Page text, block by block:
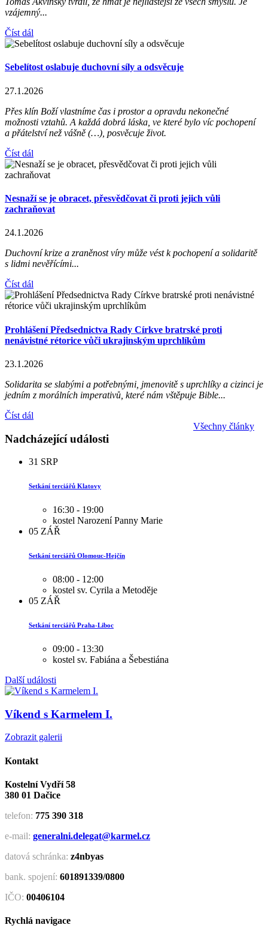
vzájemný...
Číst dál
Sebelítost oslabuje duchovní síly a odsvěcuje
27.1.2026
Přes klín Boží vlastníme čas i prostor a opravdu nekonečné
možnosti vztahů. A každá dobrá láska, ve které bylo víc pochopení
a přátelství než vášně (…), posvěcuje život.
Číst dál
Nesnaží se je obracet, přesvědčovat či proti jejich vůli
zachraňovat
24.1.2026
Duchovní krize a zraněnost víry může vést k pochopení a solidaritě
s lidmi nevěřícími...
Číst dál
Prohlášení Předsednictva Rady Církve bratrské proti
nenávistné rétorice vůči ukrajinským uprchlíkům
23.1.2026
Solidarita se slabými a potřebnými, jmenovitě s uprchlíky a cizinci je
jedním z morálních imperativů, které nám vštěpuje Bible...
Číst dál
Všechny články
Nadcházející události
31 SRP
Setkání terciářů Klatovy
16:30 - 19:00
kostel Narození Panny Marie
05 ZÁŘ
Setkání terciářů Olomouc-Hejčín
08:00 - 12:00
kostel sv. Cyrila a Metoděje
05 ZÁŘ
Setkání terciářů Praha-Liboc
09:00 - 13:30
kostel sv. Fabiána a Šebestiána
Další události
Víkend s Karmelem I.
Zobrazit galerii
Kontakt
Kostelní Vydří 58
380 01 Dačice
telefon: 775 390 318
e-mail: generalni.delegat@karmel.cz
datová schránka: z4nbyas
bank. spojení: 601891339/0800
IČO: 00406104
Rychlá navigace